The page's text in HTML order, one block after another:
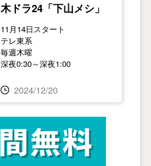
木ドラ24「下山メシ」
11月14日スタート
テレ東系
毎週木曜
深夜0:30～深夜1:00
2024/12/20